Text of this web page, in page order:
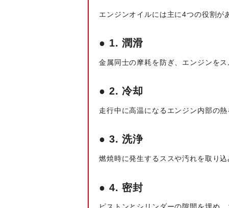
エンジンオイルには主に4つの役割が
● 1. 潤滑
金属同士の摩耗を防ぎ、エンジンを
● 2. 冷却
走行中に高温になるエンジン内部の
● 3. 洗浄
燃焼時に発生するススや汚れを取り
● 4. 密封